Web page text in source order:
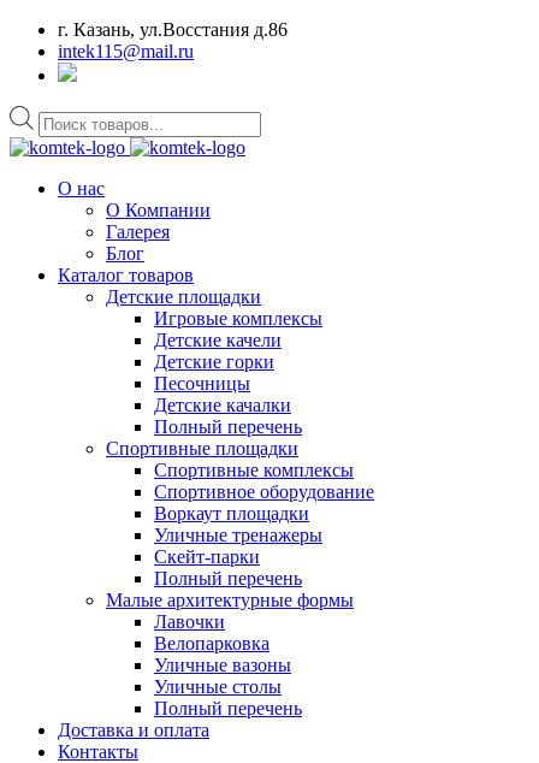
г. Казань, ул.Восстания д.86
intek115@mail.ru
Поиск
товаров
О нас
О Компании
Галерея
Блог
Каталог товаров
Детские площадки
Игровые комплексы
Детские качели
Детские горки
Песочницы
Детские качалки
Полный перечень
Спортивные площадки
Спортивные комплексы
Спортивное оборудование
Воркаут площадки
Уличные тренажеры
Скейт-парки
Полный перечень
Малые архитектурные формы
Лавочки
Велопарковка
Уличные вазоны
Уличные столы
Полный перечень
Доставка и оплата
Контакты